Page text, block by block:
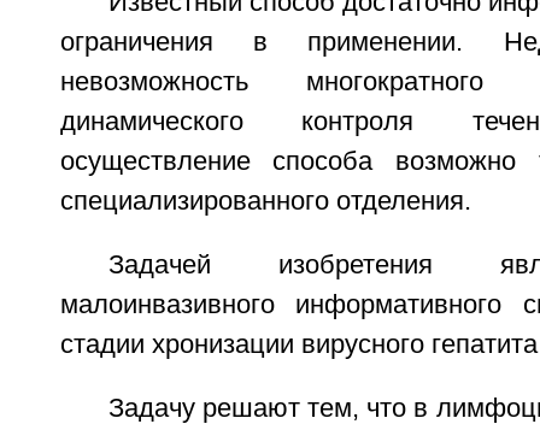
ограничения в применении.
невозможность
динамического контроля
осуществление способа возможно
специализированного отделения.
Задачей изобретения
малоинвазивного информативного
стадии хронизации вирусного
Задачу решают тем, что в